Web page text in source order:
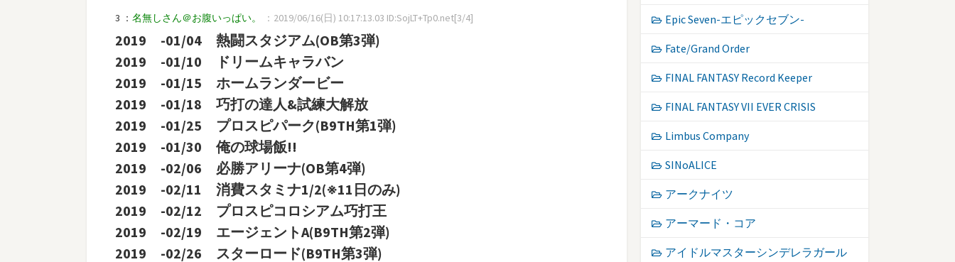
3 ： 名無しさん＠お腹いっぱい。 ：2019/06/16(日) 10:17:13.03 ID:SojLT+Tp0.net[3/4]
2019 -01/04 熱闘スタジアム(OB第3弾)
2019 -01/10 ドリームキャラバン
2019 -01/15 ホームランダービー
2019 -01/18 巧打の達人&試練大解放
2019 -01/25 プロスピパーク(B9TH第1弾)
2019 -01/30 俺の球場飯!!
2019 -02/06 必勝アリーナ(OB第4弾)
2019 -02/11 消費スタミナ1/2(※11日のみ)
2019 -02/12 プロスピコロシアム巧打王
2019 -02/19 エージェントA(B9TH第2弾)
2019 -02/26 スターロード(B9TH第3弾)
Epic Seven-エピックセブン-
Fate/Grand Order
FINAL FANTASY Record Keeper
FINAL FANTASY VII EVER CRISIS
Limbus Company
SINoALICE
アークナイツ
アーマード・コア
アイドルマスターシンデレラガール